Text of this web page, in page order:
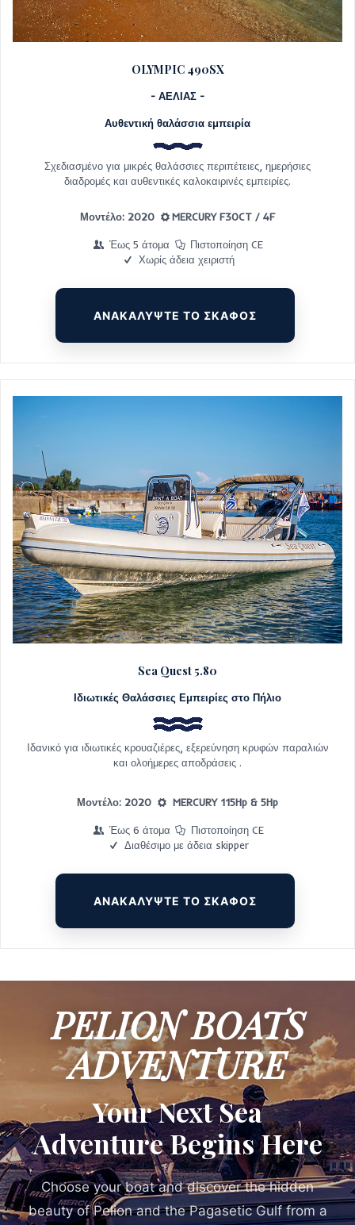
OLYMPIC 490SX
- ΑΕΛΙΑΣ -
Αυθεντική θαλάσσια εμπειρία
Σχεδιασμένο για μικρές θαλάσσιες περιπέτειες, ημερήσιες
διαδρομές και αυθεντικές καλοκαιρινές εμπειρίες.
Μοντέλο: 2020 MERCURY F30CT / 4F
Έως 5 άτομα
Πιστοποίηση CE
Χωρίς άδεια χειριστή
ΑΝΑΚΑΛΥΨΤΕ ΤΟ ΣΚΑΦΟΣ
Sea Quest 5.80
Ιδιωτικές Θαλάσσιες Εμπειρίες στο Πήλιο
Ιδανικό για ιδιωτικές κρουαζιέρες, εξερεύνηση κρυφών παραλιών
και ολοήμερες αποδράσεις .
Μοντέλο: 2020 MERCURY 115Hp & 5Hp
Έως 6 άτομα
Πιστοποίηση CE
Διαθέσιμο με άδεια skipper
ΑΝΑΚΑΛΥΨΤΕ ΤΟ ΣΚΑΦΟΣ
PELION BOATS
ADVENTURE
Your Next Sea
Adventure Begins Here
Choose your boat and discover the hidden
beauty of Pelion and the Pagasetic Gulf from a